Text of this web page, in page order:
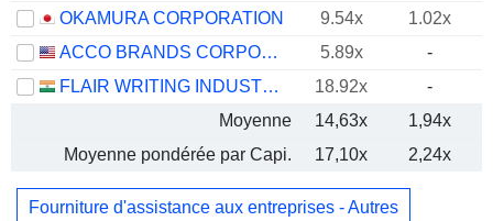
OKAMURA CORPORATION
9.54x 1.02x
ACCO BRANDS CORPORATION
5.89x
-
FLAIR WRITING INDUSTRIES LIMITED
18.92x
-
Moyenne
14,63x
1,94x
Moyenne pondérée par Capi.
17,10x 2,24x
Fourniture d'assistance aux entreprises - Autres